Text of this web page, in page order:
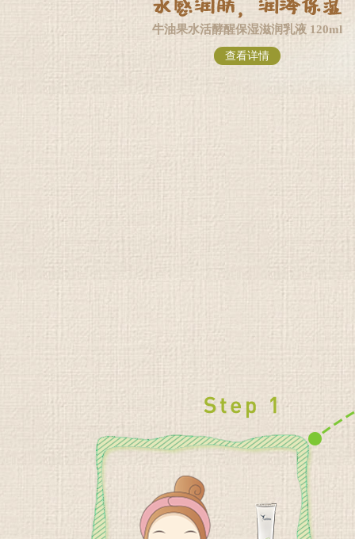
牛油果水活酵醒保湿凝霜 50g
查看详情